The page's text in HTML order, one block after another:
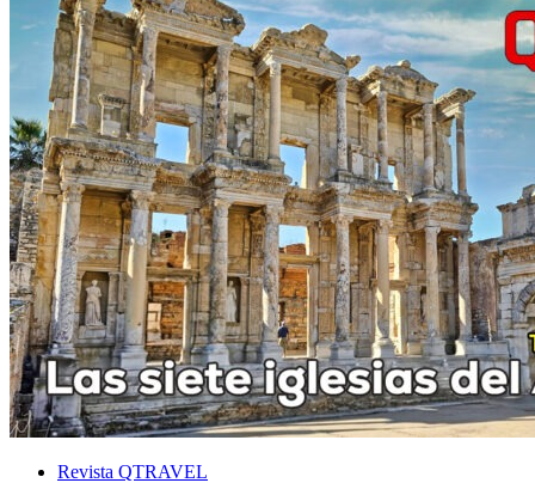
Revista QTRAVEL